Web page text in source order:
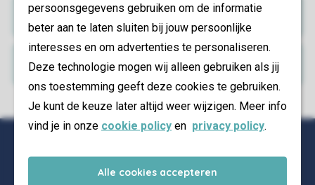
persoonsgegevens gebruiken om de informatie
beter aan te laten sluiten bij jouw persoonlijke
interesses en om advertenties te personaliseren.
Deze technologie mogen wij alleen gebruiken als jij
ons toestemming geeft deze cookies te gebruiken.
Je kunt de keuze later altijd weer wijzigen. Meer info
vind je in onze cookie policy en privacy policy.
Alle cookies accepteren
Bekijk en wijzig je boeking
Alle foto’s en video’s